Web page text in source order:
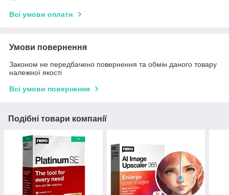
Всі умови оплати
Умови повернення
Законом не передбачено повернення та обмін даного товару
належної якості
Всі умови повернення
Подібні товари компанії